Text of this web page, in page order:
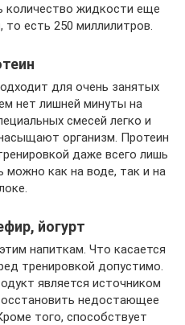
количество жидкости еще
есть 250 миллилитров.
для очень занятых
нет лишней минуты на
смесей легко и
организм. Протеин
даже всего лишь
можно как на воде, так и на
йогурт
напиткам. Что касается
тренировкой допустимо.
является источником
недостающее
того, способствует